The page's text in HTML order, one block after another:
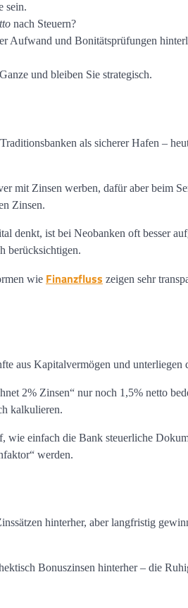
sein.
nach Steuern?
Aufwand und Bonitätsprüfungen
und bleiben Sie strategisch.
als sicherer Hafen –
mit Zinsen werben, dafür aber beim
Zinsen.
denkt, ist bei Neobanken oft besser
berücksichtigen.
wie Finanzfluss zeigen sehr
aus Kapitalvermögen und unterliegen
2% Zinsen“ nur noch 1,5% netto
kalkulieren.
wie einfach die Bank steuerliche
werden.
hinterher, aber langfristig
Bonuszinsen hinterher – die